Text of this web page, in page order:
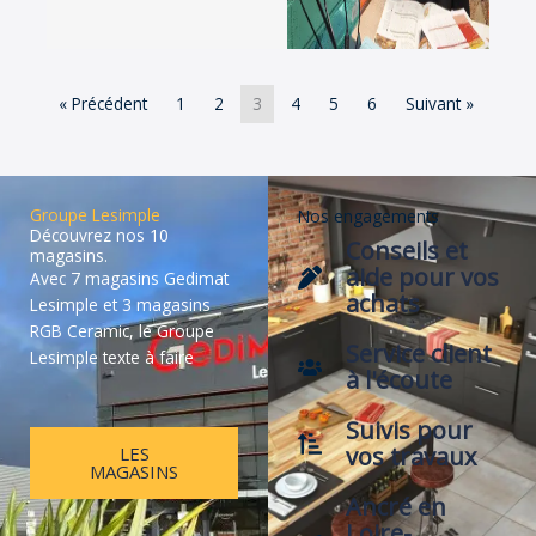
« Précédent 1 2 3 4 5 6 Suivant »
Groupe Lesimple
Découvrez nos 10
magasins.
Avec 7 magasins Gedimat
Lesimple et 3 magasins
RGB Ceramic, le Groupe
Lesimple texte à faire
LES
MAGASINS
Nos engagements
Conseils et
aide pour vos
achats
Service client
à l'écoute
Suivis pour
vos travaux
Ancré en